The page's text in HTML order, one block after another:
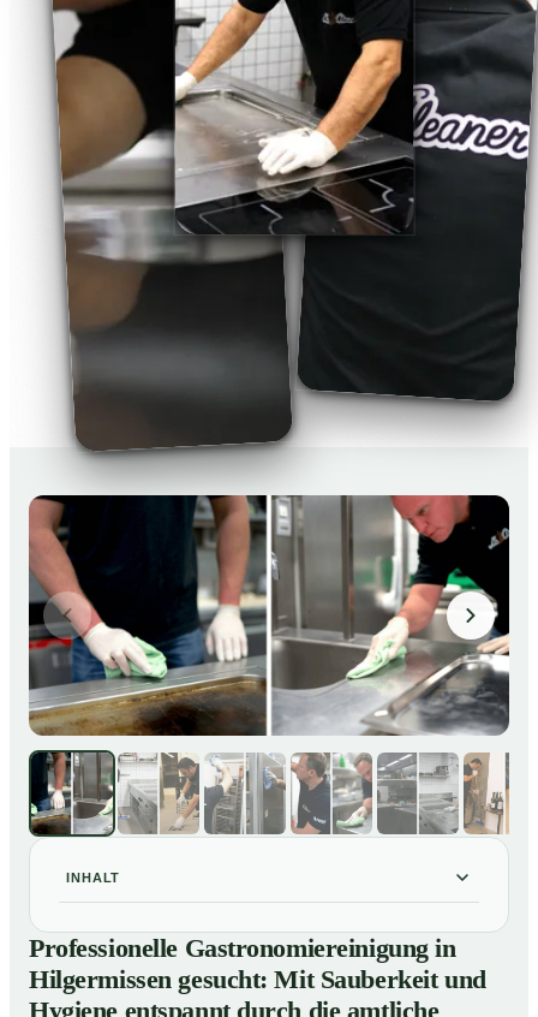
INHALT
01 Professionelle Gastronomiereinigung in Hilgermissen
gesucht: Mit Sauberkeit und Hygiene entspannt durch
die amtliche Kontrolle
Professionelle Gastronomiereinigung in
Hilgermissen gesucht: Mit Sauberkeit und
Hygiene entspannt durch die amtliche